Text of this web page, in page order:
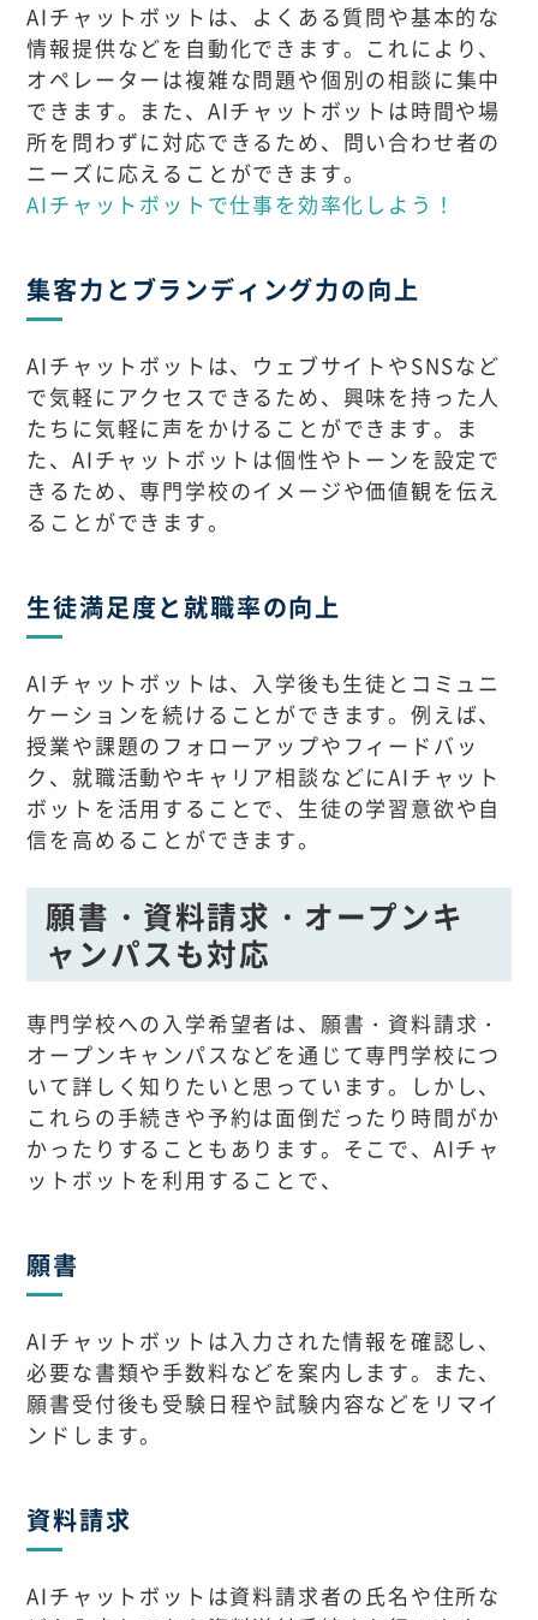
AIチャットボットは、よくある質問や基本的な
情報提供などを自動化できます。これにより、
オペレーターは複雑な問題や個別の相談に集中
できます。また、AIチャットボットは時間や場
所を問わずに対応できるため、問い合わせ者の
ニーズに応えることができます。
AIチャットボットで仕事を効率化しよう！
集客力とブランディング力の向上
AIチャットボットは、ウェブサイトやSNSなど
で気軽にアクセスできるため、興味を持った人
たちに気軽に声をかけることができます。ま
た、AIチャットボットは個性やトーンを設定で
きるため、専門学校のイメージや価値観を伝え
ることができます。
生徒満足度と就職率の向上
AIチャットボットは、入学後も生徒とコミュニ
ケーションを続けることができます。例えば、
授業や課題のフォローアップやフィードバッ
ク、就職活動やキャリア相談などにAIチャット
ボットを活用することで、生徒の学習意欲や自
信を高めることができます。
願書・資料請求・オープンキ
ャンパスも対応
専門学校への入学希望者は、願書・資料請求・
オープンキャンパスなどを通じて専門学校につ
いて詳しく知りたいと思っています。しかし、
これらの手続きや予約は面倒だったり時間がか
かったりすることもあります。そこで、AIチャ
ットボットを利用することで、
願書
AIチャットボットは入力された情報を確認し、
必要な書類や手数料などを案内します。また、
願書受付後も受験日程や試験内容などをリマイ
ンドします。
資料請求
AIチャットボットは資料請求者の氏名や住所な